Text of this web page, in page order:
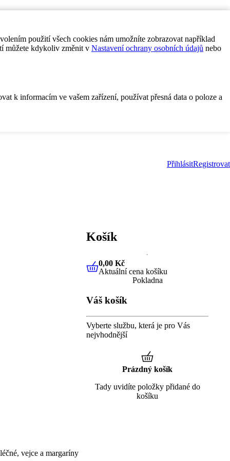
použití všech cookies nám umožníte zobrazovat například
můžete kdykoliv změnit v Nastavení ochrany osobních údajů nebo
k informacím ve vašem zařízení, používat přesná data o poloze a
PřihlásitRegistrovat
vejce a margaríny
Košík
0,00 KčAktuální cena košíku
0,00 Kč
Aktuální cena košíku
Pokladna
Váš košík
Vyberte službu, která je pro Vás
nejvhodnější
Prázdný košík
Tady uvidíte položky přidané do
košíku